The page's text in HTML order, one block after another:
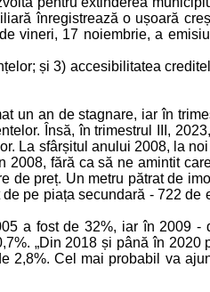
înregistrează o ușoară
vineri, 17 noiembrie, a
și 3) accesibilitatea
un an de stagnare, iar în
Însă, în trimestrul III,
La sfârșitul anului 2008, la
2008, fără ca să ne amintit
de preț. Un metru pătrat de
pe piața secundară - 722 de
a fost de 32%, iar în 2009 -
„Din 2018 și până în 2020
2,8%. Cel mai probabil va